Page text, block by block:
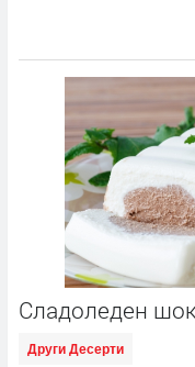
Сладоледен
Други Десерти